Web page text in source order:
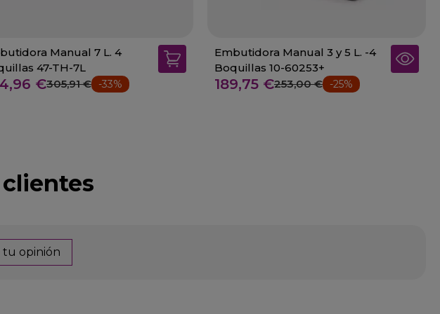
Manual 7 L. 4
47-TH-7L
€305,91 € -33%
Embutidora Manual 3 y 5 L. -4
Boquillas 10-60253+
189,75 €253,00 € -25%
tu opinión